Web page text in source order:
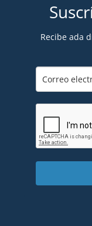
Recibe ada